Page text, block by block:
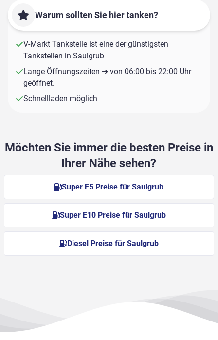
Warum sollten Sie hier tanken?
V-Markt Tankstelle ist eine der günstigsten
Tankstellen in Saulgrub
Lange Öffnungszeiten ➔ von 06:00 bis 22:00 Uhr
geöffnet.
Schnellladen möglich
Möchten Sie immer die besten Preise in
Ihrer Nähe sehen?
Super E5 Preise für Saulgrub
Super E10 Preise für Saulgrub
Diesel Preise für Saulgrub